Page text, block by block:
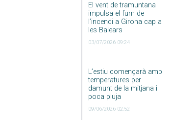
El vent de tramuntana
impulsa el fum de
l’incendi a Girona cap a
les Balears
03/07/2026 09:24
L’estiu començarà amb
temperatures per
damunt de la mitjana i
poca pluja
09/06/2026 02:52